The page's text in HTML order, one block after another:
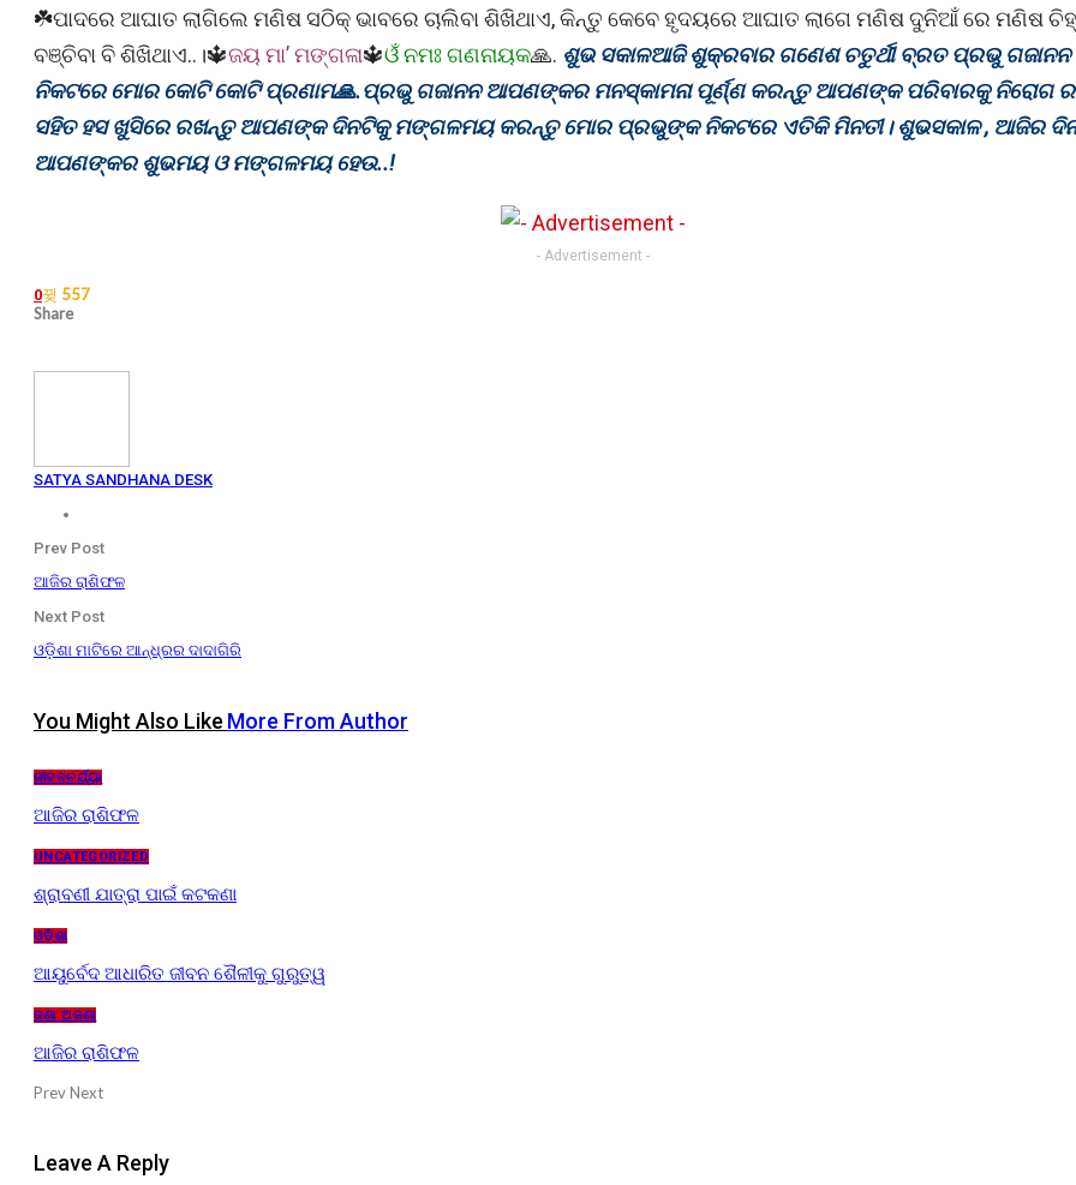
☘️ପାଦରେ ଆଘାତ ଲାଗିଲେ ମଣିଷ ସଠିକ୍ ଭାବରେ ଚାଲିବା ଶିଖିଥାଏ, କିନ୍ତୁ କେବେ ହୃଦୟରେ ଆଘାତ ଲାଗେ ମଣିଷ ଦୁନିଆଁ ରେ ମଣିଷ
ବଞ୍ଚିବା ବି ଶିଖିଥାଏ..।🔱ଜୟ ମା’ ମଙ୍ଗଳା🔱ଓଁ ନମଃ ଗଣନାୟକ🙏. ଶୁଭ ସକାଳଆଜି ଶୁକ୍ରବାର ଗଣେଶ ଚତୁର୍ଥୀ ବ୍ରତ ପ୍ରଭୁ
ନିକଟରେ ମୋର କୋଟି କୋଟି ପ୍ରଣାମ🙏.ପ୍ରଭୁ ଗଜାନନ ଆପଣଙ୍କର ମନସ୍କାମନା ପୂର୍ଣ୍ଣ କରନ୍ତୁ ଆପଣଙ୍କ ପରିବାରକୁ ନିରୋଗ
ସହିତ ହସ ଖୁସିରେ ରଖନ୍ତୁ ଆପଣଙ୍କ ଦିନଟିକୁ ମଙ୍ଗଳମୟ କରନ୍ତୁ ମୋର ପ୍ରଭୁଙ୍କ ନିକଟରେ ଏତିକି ମିନତୀ। ଶୁଭସକାଳ , ଆଜିର
ଆପଣଙ୍କର ଶୁଭମୟ ଓ ମଙ୍ଗଳମୟ ହେଉ..!
- Advertisement -
0
557
Share
SATYA SANDHANA DESK
Prev Post
ଆଜିର ରାଶିଫଳ
Next Post
ଓଡ଼ିଶା ମାଟିରେ ଆନ୍ଧ୍ରର ଦାଦାଗିରି
You Might Also Like More From Author
ଜୀବନଚର୍ଯ୍ୟା
ଆଜିର ରାଶିଫଳ
UNCATEGORIZED
ଶ୍ରାବଣୀ ଯାତ୍ରା ପାଇଁ କଟକଣା
ଓଡ଼ିଶା
ଆୟୁର୍ବେଦ ଆଧାରିତ ଜୀବନ ଶୈଳୀକୁ ଗୁରୁତ୍ୱ
ଜଣା ଅଜଣା
ଆଜିର ରାଶିଫଳ
PrevNext
Leave A Reply